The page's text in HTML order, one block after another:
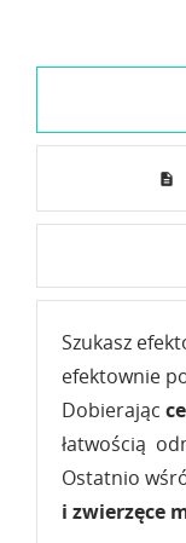
Szukasz
efektownie
Dobierając
łatwością
Ostatnio
i zwierzęce